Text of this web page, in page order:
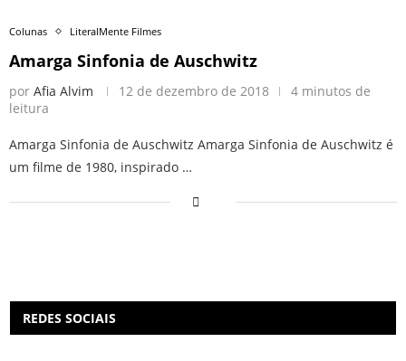
Colunas LiteralMente Filmes
Amarga Sinfonia de Auschwitz
por Afia Alvim 12 de dezembro de 2018
4 minutos de
leitura
Amarga Sinfonia de Auschwitz Amarga Sinfonia de Auschwitz é
um filme de 1980, inspirado …
REDES SOCIAIS